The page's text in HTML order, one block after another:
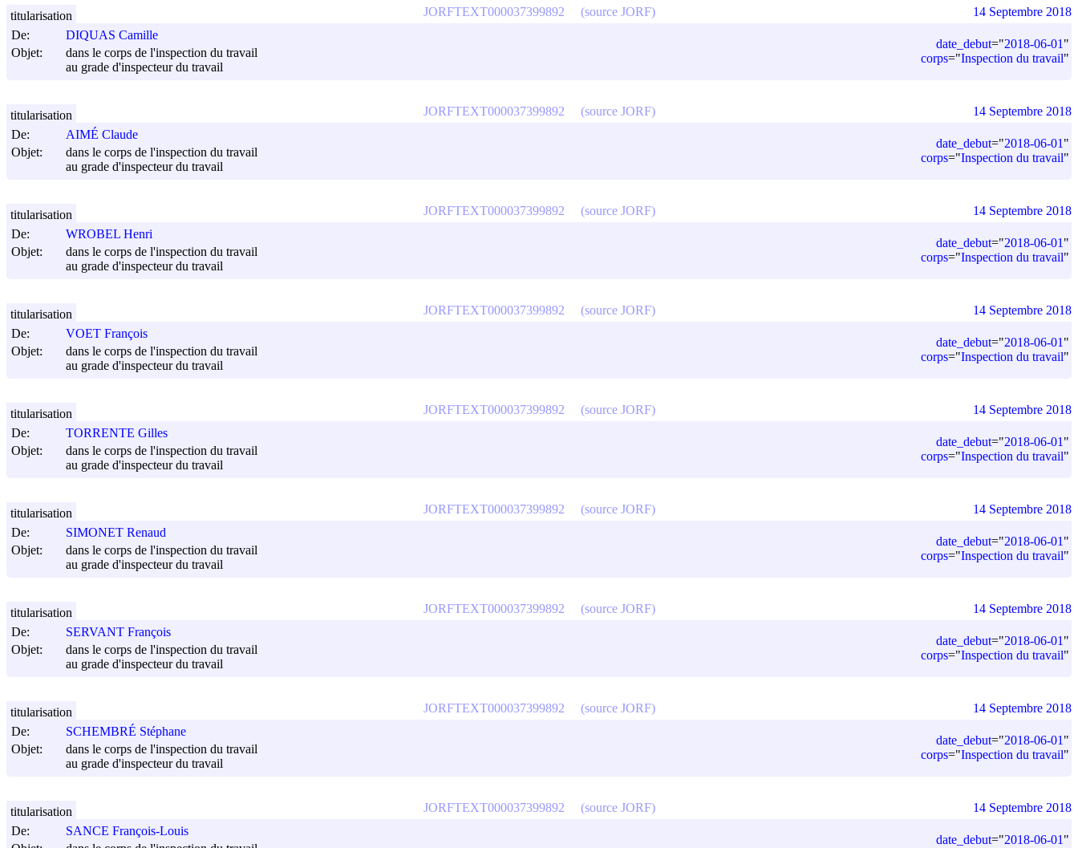
De:
DIQUAS Camille
Objet:
dans le corps de l'inspection du travail
au grade d'inspecteur du travail
date_debut="2018-06-01 "
corps="Inspection du travail"
JORFTEXT000037399892 (source JORF)
titularisation 14 Septembre 2018
De:
AIMÉ Claude
Objet:
dans le corps de l'inspection du travail
au grade d'inspecteur du travail
date_debut="2018-06-01 "
corps="Inspection du travail"
JORFTEXT000037399892 (source JORF)
titularisation 14 Septembre 2018
De:
WROBEL Henri
Objet:
dans le corps de l'inspection du travail
au grade d'inspecteur du travail
date_debut="2018-06-01 "
corps="Inspection du travail"
JORFTEXT000037399892 (source JORF)
titularisation 14 Septembre 2018
De:
VOET François
Objet:
dans le corps de l'inspection du travail
au grade d'inspecteur du travail
date_debut="2018-06-01 "
corps="Inspection du travail"
JORFTEXT000037399892 (source JORF)
titularisation 14 Septembre 2018
De:
TORRENTE Gilles
Objet:
dans le corps de l'inspection du travail
au grade d'inspecteur du travail
date_debut="2018-06-01 "
corps="Inspection du travail"
JORFTEXT000037399892 (source JORF)
titularisation 14 Septembre 2018
De:
SIMONET Renaud
Objet:
dans le corps de l'inspection du travail
au grade d'inspecteur du travail
date_debut="2018-06-01 "
corps="Inspection du travail"
JORFTEXT000037399892 (source JORF)
titularisation 14 Septembre 2018
De:
SERVANT François
Objet:
dans le corps de l'inspection du travail
au grade d'inspecteur du travail
date_debut="2018-06-01 "
corps="Inspection du travail"
JORFTEXT000037399892 (source JORF)
titularisation 14 Septembre 2018
De:
SCHEMBRÉ Stéphane
Objet:
dans le corps de l'inspection du travail
au grade d'inspecteur du travail
date_debut="2018-06-01 "
corps="Inspection du travail"
JORFTEXT000037399892 (source JORF)
titularisation 14 Septembre 2018
De:
SANCE François-Louis
date_debut="2018-06-01 "
JORFTEXT000037399892 (source JORF)
titularisation 14 Septembre 2018